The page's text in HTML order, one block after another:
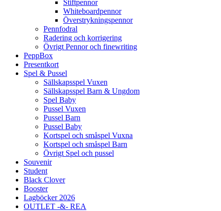
Stiftpennor
Whiteboardpennor
Överstrykningspennor
Pennfodral
Radering och korrigering
Övrigt Pennor och finewriting
PeppBox
Presentkort
Spel & Pussel
Sällskapsspel Vuxen
Sällskapsspel Barn & Ungdom
Spel Baby
Pussel Vuxen
Pussel Barn
Pussel Baby
Kortspel och småspel Vuxna
Kortspel och småspel Barn
Övrigt Spel och pussel
Souvenir
Student
Black Clover
Booster
Lagböcker 2026
OUTLET -&- REA